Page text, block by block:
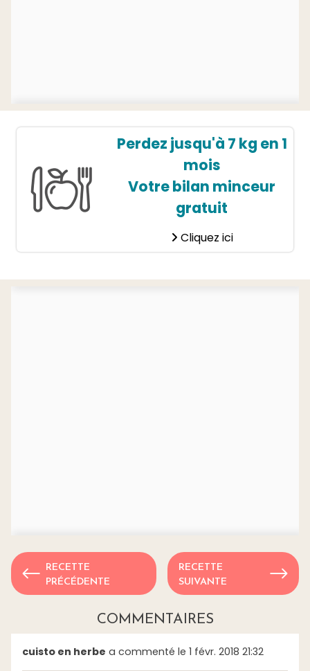
Perdez jusqu'à 7 kg en 1
mois
Votre bilan minceur
gratuit
Cliquez ici
RECETTE
PRÉCÉDENTE
RECETTE
SUIVANTE
COMMENTAIRES
cuisto en herbe a commenté le 1 févr. 2018 21:32